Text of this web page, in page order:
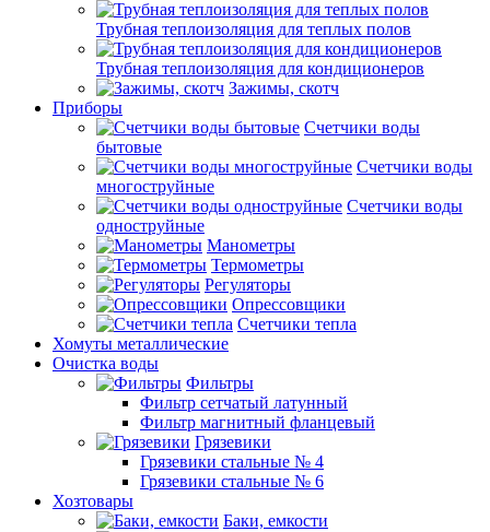
Трубная теплоизоляция для теплых полов
Трубная теплоизоляция для кондиционеров
Зажимы, скотч
Приборы
Счетчики воды
бытовые
Счетчики воды
многоструйные
Счетчики воды
одноструйные
Манометры
Термометры
Регуляторы
Опрессовщики
Счетчики тепла
Хомуты металлические
Очистка воды
Фильтры
Фильтр сетчатый латунный
Фильтр магнитный фланцевый
Грязевики
Грязевики стальные № 4
Грязевики стальные № 6
Хозтовары
Баки, емкости